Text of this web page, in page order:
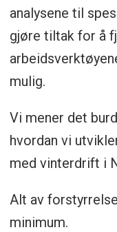
analysene til
gjøre tiltak for å
mulig.
Vi mener det
hvordan vi
med vinterdrift i
Alt av
minimum.